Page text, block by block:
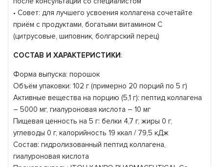
• Совет: для лучшего усвоения коллагена сочетайте
приём с продуктами, богатыми витамином С
(цитрусовые, шиповник, болгарский перец)
СОСТАВ И ХАРАКТЕРИСТИКИ :
Форма выпуска: порошок
Объём упаковки: 102 г (примерно 20 порций по 5 г)
Активные вещества на порцию (5,1 г): пептид коллагена
– 5000 мг, гиалуроновая кислота – 10 мг
Пищевая ценность на 5 г: белки 4,7 г, жиры 0 г,
углеводы 0 г, калорийность 19 ккал / 79,5 кДж
Состав: гидролизованный пептид коллагена,
гиалуроновая кислота